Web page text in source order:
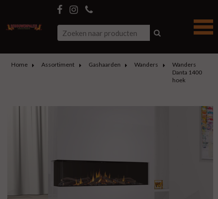
Home Assortiment Gashaarden Wanders
Wanders
Danta 1400
hoek